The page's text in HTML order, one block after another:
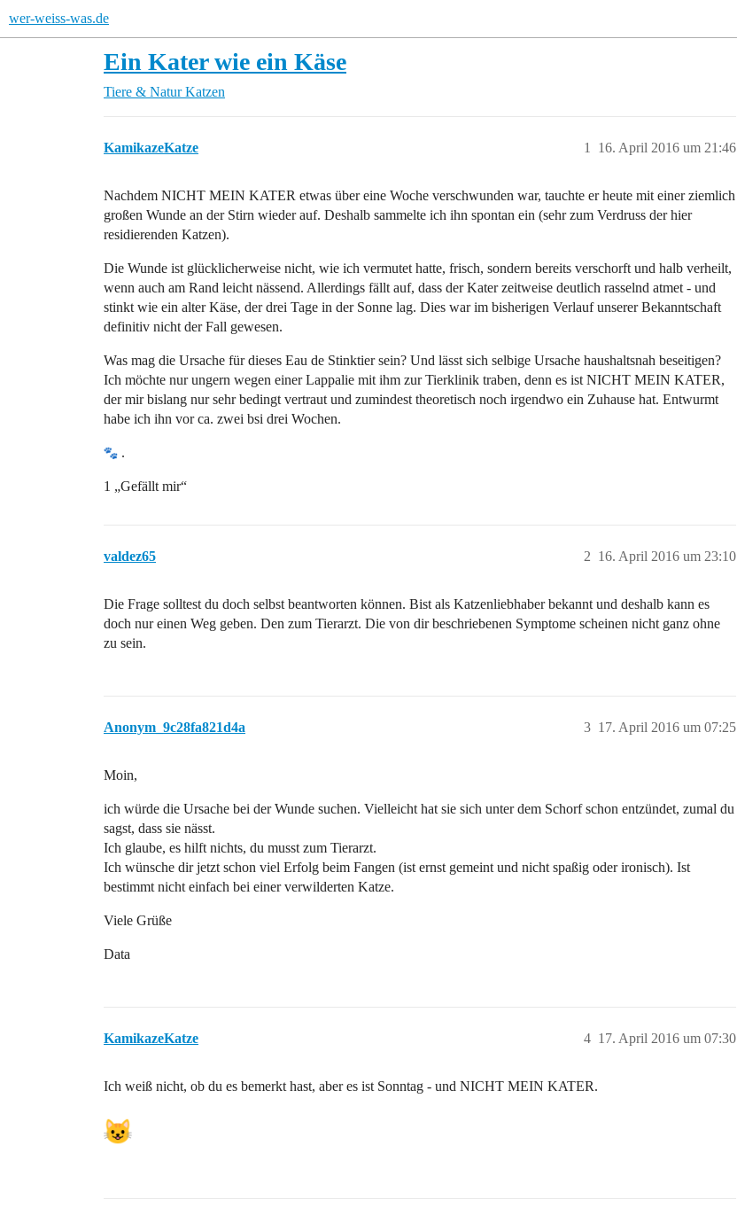
wer-weiss-was.de
Ein Kater wie ein Käse
Tiere & Natur Katzen
KamikazeKatze 16. April 2016 um 21:46
1
Nachdem NICHT MEIN KATER etwas über eine Woche verschwunden war, tauchte er heute mit einer ziemlich
großen Wunde an der Stirn wieder auf. Deshalb sammelte ich ihn spontan ein (sehr zum Verdruss der hier
residierenden Katzen).
Die Wunde ist glücklicherweise nicht, wie ich vermutet hatte, frisch, sondern bereits verschorft und halb verheilt,
wenn auch am Rand leicht nässend. Allerdings fällt auf, dass der Kater zeitweise deutlich rasselnd atmet - und
stinkt wie ein alter Käse, der drei Tage in der Sonne lag. Dies war im bisherigen Verlauf unserer Bekanntschaft
definitiv nicht der Fall gewesen.
Was mag die Ursache für dieses Eau de Stinktier sein? Und lässt sich selbige Ursache haushaltsnah beseitigen?
Ich möchte nur ungern wegen einer Lappalie mit ihm zur Tierklinik traben, denn es ist NICHT MEIN KATER,
der mir bislang nur sehr bedingt vertraut und zumindest theoretisch noch irgendwo ein Zuhause hat. Entwurmt
habe ich ihn vor ca. zwei bsi drei Wochen.
.
1 „Gefällt mir“
valdez65 16. April 2016 um 23:10
2
Die Frage solltest du doch selbst beantworten können. Bist als Katzenliebhaber bekannt und deshalb kann es
doch nur einen Weg geben. Den zum Tierarzt. Die von dir beschriebenen Symptome scheinen nicht ganz ohne
zu sein.
Anonym_9c28fa821d4a 17. April 2016 um 07:25
3
Moin,
ich würde die Ursache bei der Wunde suchen. Vielleicht hat sie sich unter dem Schorf schon entzündet, zumal du
sagst, dass sie nässt.
Ich glaube, es hilft nichts, du musst zum Tierarzt.
Ich wünsche dir jetzt schon viel Erfolg beim Fangen (ist ernst gemeint und nicht spaßig oder ironisch). Ist
bestimmt nicht einfach bei einer verwilderten Katze.
Viele Grüße
Data
KamikazeKatze 17. April 2016 um 07:30
4
Ich weiß nicht, ob du es bemerkt hast, aber es ist Sonntag - und NICHT MEIN KATER.